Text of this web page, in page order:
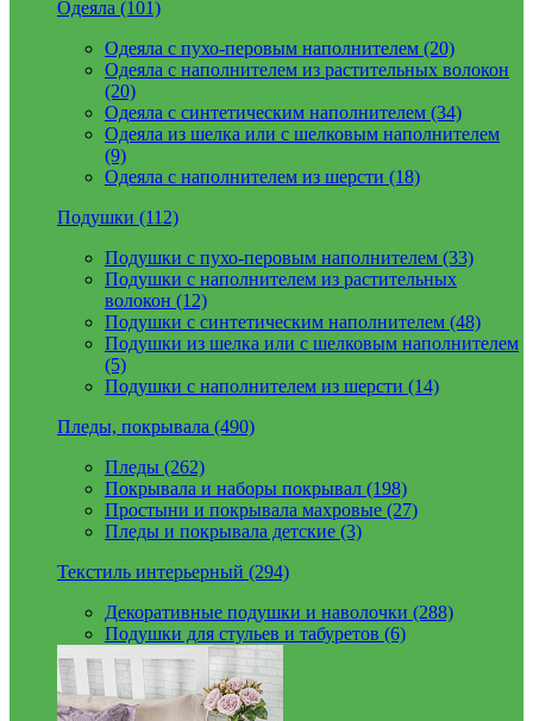
Одеяла (101)
Одеяла с пухо-перовым наполнителем (20)
Одеяла с наполнителем из растительных волокон
(20)
Одеяла с синтетическим наполнителем (34)
Одеяла из шелка или с шелковым наполнителем
(9)
Одеяла с наполнителем из шерсти (18)
Подушки (112)
Подушки с пухо-перовым наполнителем (33)
Подушки с наполнителем из растительных
волокон (12)
Подушки с синтетическим наполнителем (48)
Подушки из шелка или с шелковым наполнителем
(5)
Подушки с наполнителем из шерсти (14)
Пледы, покрывала (490)
Пледы (262)
Покрывала и наборы покрывал (198)
Простыни и покрывала махровые (27)
Пледы и покрывала детские (3)
Текстиль интерьерный (294)
Декоративные подушки и наволочки (288)
Подушки для стульев и табуретов (6)